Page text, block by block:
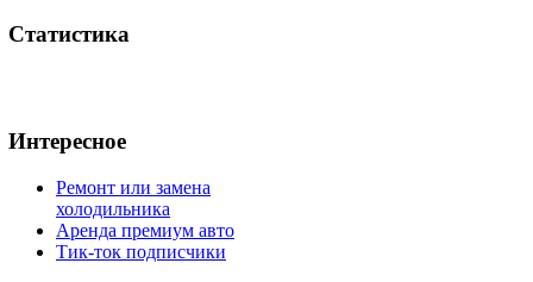
Статистика
Интересное
Ремонт или замена
холодильника
Аренда премиум авто
Тик-ток подписчики